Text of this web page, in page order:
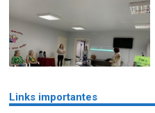
Links importantes